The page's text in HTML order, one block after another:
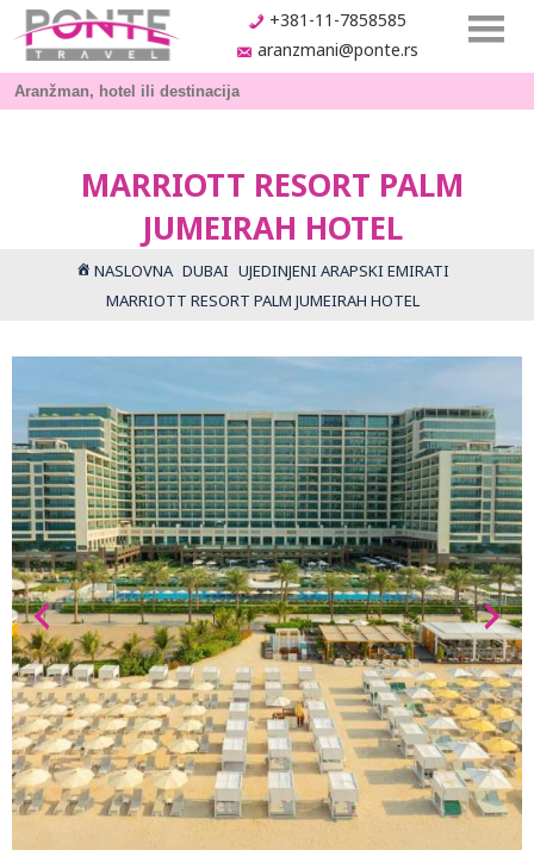
+381-11-7858585
aranzmani@ponte.rs
MARRIOTT RESORT PALM
JUMEIRAH HOTEL
NASLOVNA DUBAI UJEDINJENI ARAPSKI EMIRATI
MARRIOTT RESORT PALM JUMEIRAH HOTEL